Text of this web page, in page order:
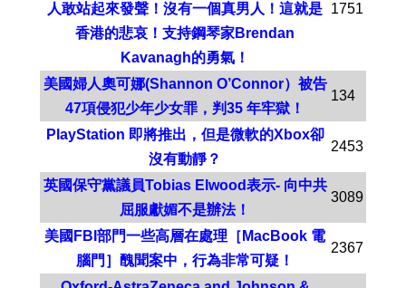
人敢站起來發聲！沒有一個真男人！這就是
香港的悲哀！支持鋼琴家Brendan
Kavanagh的勇氣！
1751
美國婦人奧可娜(Shannon O’Connor）被告
47項侵犯少年少女罪，判35 年牢獄！
134
PlayStation 即將推出，但是微軟的Xbox卻
沒有動靜？
2453
英國保守黨議員Tobias Elwood表示- 向中共
屈服獻媚不是辦法！
3089
美國FBI部門一些高層在處理［MacBook 電
腦門］醜聞案中，行為非常可疑！
2367